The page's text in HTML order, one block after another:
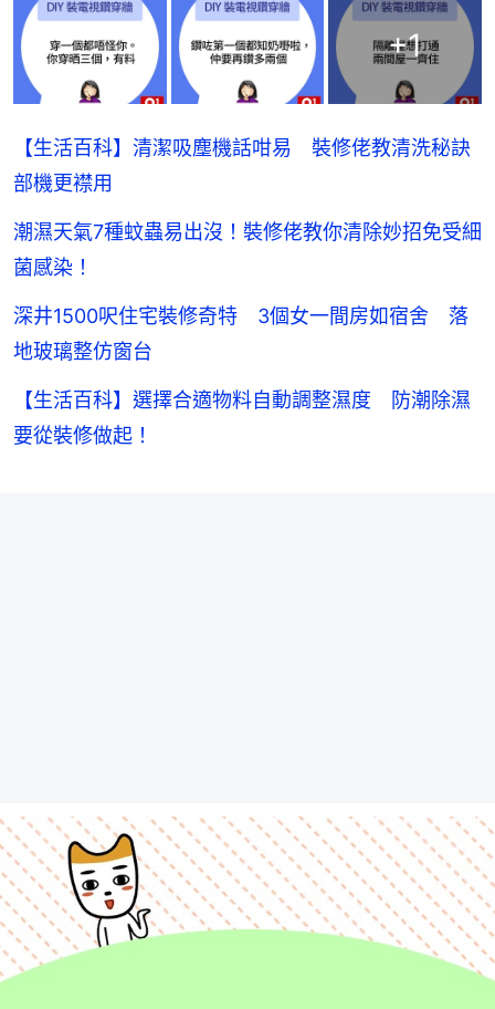
+1
【生活百科】清潔吸塵機話咁易 裝修佬教清洗秘訣
部機更襟用
潮濕天氣7種蚊蟲易出沒！裝修佬教你清除妙招免受細
菌感染！
深井1500呎住宅裝修奇特 3個女一間房如宿舍 落
地玻璃整仿窗台
【生活百科】選擇合適物料自動調整濕度 防潮除濕
要從裝修做起！